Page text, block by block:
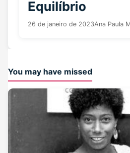
Equilíbrio
26 de janeiro de 2023Ana Paula
You may have missed